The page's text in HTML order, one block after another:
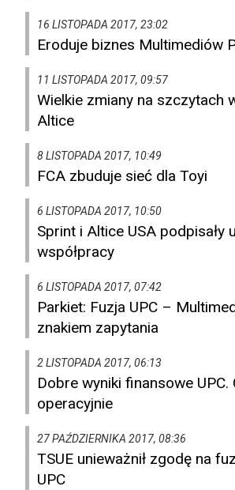
16 LISTOPADA 2017, 23:02
Eroduje biznes Multimediów
11 LISTOPADA 2017, 09:57
Wielkie zmiany na szczytach
Altice
8 LISTOPADA 2017, 10:49
FCA zbuduje sieć dla Toyi
6 LISTOPADA 2017, 10:50
Sprint i Altice USA podpisały
współpracy
6 LISTOPADA 2017, 07:42
Parkiet: Fuzja UPC –
znakiem zapytania
2 LISTOPADA 2017, 06:13
Dobre wyniki finansowe UPC.
operacyjnie
27 PAŹDZIERNIKA 2017, 08:36
TSUE unieważnił zgodę na
UPC